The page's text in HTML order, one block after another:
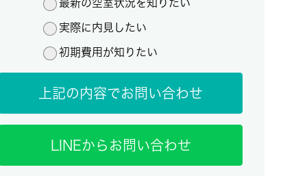
最新の空室状況を知りたい
実際に内見したい
初期費用が知りたい
上記の内容でお問い合わせ
LINEからお問い合わせ